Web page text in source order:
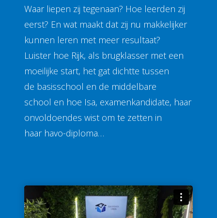
Waar liepen zij tegenaan? Hoe leerden zij
eerst? En wat maakt dat zij nu makkelijker
kunnen leren met meer resultaat?
Luister hoe Rijk, als brugklasser met een
moeilijke start, het gat dichtte tussen
de basisschool en de middelbare
school en hoe Isa, examenkandidate, haar
onvoldoendes wist om te zetten in
haar havo-diploma…